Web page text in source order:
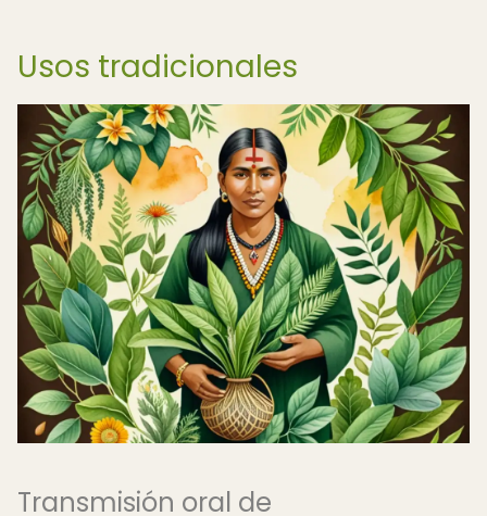
Usos tradicionales
Transmisión oral de